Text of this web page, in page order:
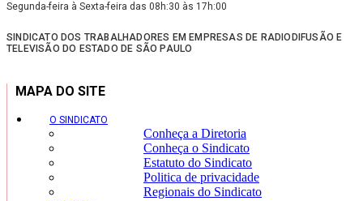
Segunda-feira à Sexta-feira das 08h:30 às 17h:00
SINDICATO DOS TRABALHADORES EM EMPRESAS DE RADIODIFUSÃO E
TELEVISÃO DO ESTADO DE SÃO PAULO
MAPA DO SITE
O SINDICATO
Conheça a Diretoria
Conheça o Sindicato
Estatuto do Sindicato
Politica de privacidade
Regionais do Sindicato